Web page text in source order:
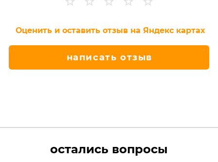
Оценить и оставить отзыв на Яндекс картах
написать отзыв
остались вопросы